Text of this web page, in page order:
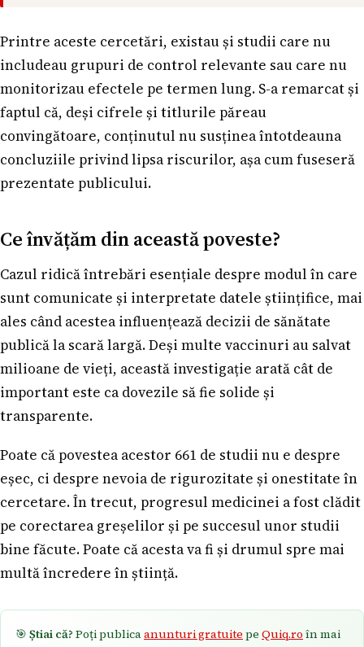
Printre aceste cercetări, existau și studii care nu
includeau grupuri de control relevante sau care nu
monitorizau efectele pe termen lung. S-a remarcat și
faptul că, deși cifrele și titlurile păreau
convingătoare, conținutul nu susținea întotdeauna
concluziile privind lipsa riscurilor, așa cum fuseseră
prezentate publicului.
Ce învățăm din această poveste?
Cazul ridică întrebări esențiale despre modul în care
sunt comunicate și interpretate datele științifice, mai
ales când acestea influențează decizii de sănătate
publică la scară largă. Deși multe vaccinuri au salvat
milioane de vieți, această investigație arată cât de
important este ca dovezile să fie solide și
transparente.
Poate că povestea acestor 661 de studii nu e despre
eșec, ci despre nevoia de rigurozitate și onestitate în
cercetare. În trecut, progresul medicinei a fost clădit
pe corectarea greșelilor și pe succesul unor studii
bine făcute. Poate că acesta va fi și drumul spre mai
multă încredere în știință.
🎯 Știai că? Poți publicaanunturi gratuite pe Quiq.ro în mai